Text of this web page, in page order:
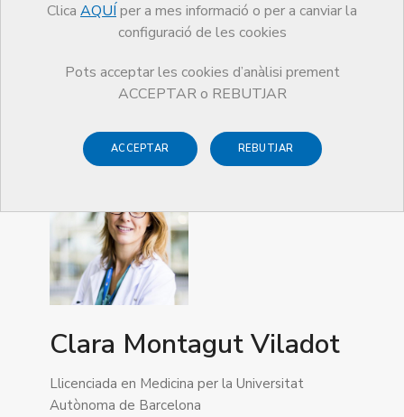
Clica AQUÍ per a mes informació o per a canviar la
configuració de les cookies
Pots acceptar les cookies d’anàlisi prement
ACCEPTAR o REBUTJAR
ACCEPTAR REBUTJAR
Guardonat Edició 2024
Clara Montagut Viladot
Llicenciada en Medicina per la Universitat
Autònoma de Barcelona